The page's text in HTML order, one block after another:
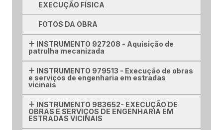
EXECUÇÃO FÍSICA
FOTOS DA OBRA
INSTRUMENTO 927208 - Aquisição de
patrulha mecanizada
INSTRUMENTO 979513 - Execução de obras
e serviços de engenharia em estradas
vicinais
INSTRUMENTO 983652- EXECUÇÃO DE
OBRAS E SERVIÇOS DE ENGENHARIA EM
ESTRADAS VICINAIS